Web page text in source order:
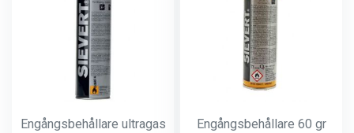
Engångsbehållare ultragas
Engångsbehållare 60 gr